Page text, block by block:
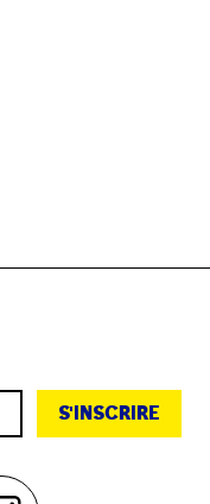
S'INSCRIRE